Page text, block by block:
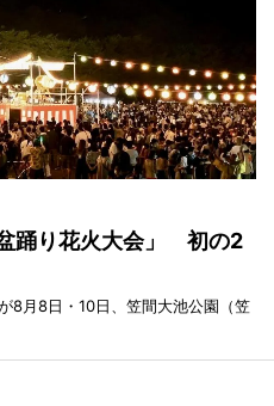
踊り花火大会」 初の2
8月8日・10日、笠間大池公園（笠